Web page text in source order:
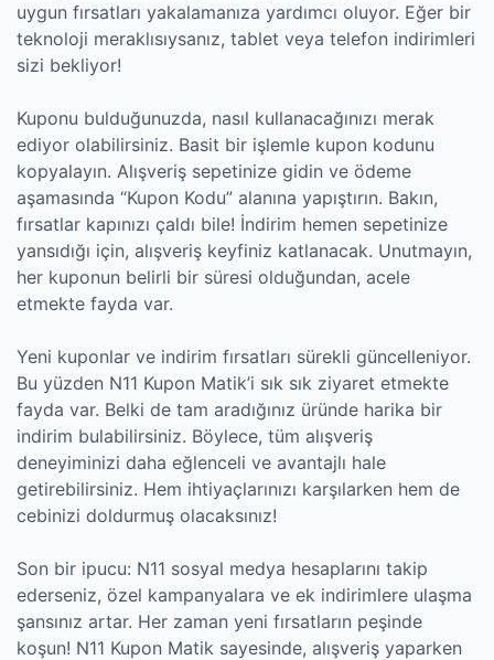
uygun fırsatları yakalamanıza yardımcı oluyor. Eğer bir
teknoloji meraklısıysanız, tablet veya telefon indirimleri
sizi bekliyor!
Kuponu bulduğunuzda, nasıl kullanacağınızı merak
ediyor olabilirsiniz. Basit bir işlemle kupon kodunu
kopyalayın. Alışveriş sepetinize gidin ve ödeme
aşamasında “Kupon Kodu” alanına yapıştırın. Bakın,
fırsatlar kapınızı çaldı bile! İndirim hemen sepetinize
yansıdığı için, alışveriş keyfiniz katlanacak. Unutmayın,
her kuponun belirli bir süresi olduğundan, acele
etmekte fayda var.
Yeni kuponlar ve indirim fırsatları sürekli güncelleniyor.
Bu yüzden N11 Kupon Matik’i sık sık ziyaret etmekte
fayda var. Belki de tam aradığınız üründe harika bir
indirim bulabilirsiniz. Böylece, tüm alışveriş
deneyiminizi daha eğlenceli ve avantajlı hale
getirebilirsiniz. Hem ihtiyaçlarınızı karşılarken hem de
cebinizi doldurmuş olacaksınız!
Son bir ipucu: N11 sosyal medya hesaplarını takip
ederseniz, özel kampanyalara ve ek indirimlere ulaşma
şansınız artar. Her zaman yeni fırsatların peşinde
koşun! N11 Kupon Matik sayesinde, alışveriş yaparken